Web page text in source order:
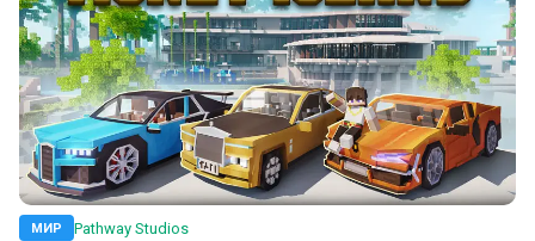
МИР Pathway Studios